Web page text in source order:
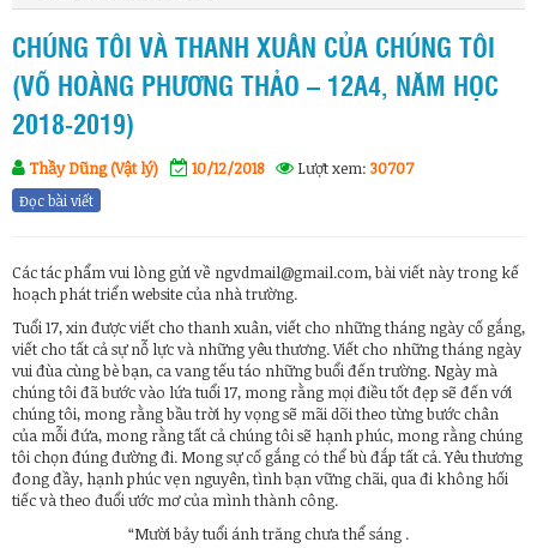
CHÚNG TÔI VÀ THANH XUÂN CỦA CHÚNG TÔI
(VÕ HOÀNG PHƯƠNG THẢO – 12A4, NĂM HỌC
2018-2019)
Thầy Dũng (Vật lý) 10/12/2018 Lượt xem: 30707
Đọc bài viết
Các tác phẩm vui lòng gửi về ngvdmail@gmail.com, bài viết này trong kế
hoạch phát triển website của nhà trường.
Tuổi 17, xin được viết cho thanh xuân, viết cho những tháng ngày cố gắng,
viết cho tất cả sự nỗ lực và những yêu thương. Viết cho những tháng ngày
vui đùa cùng bè bạn, ca vang tếu táo những buổi đến trường. Ngày mà
chúng tôi đã bước vào lứa tuổi 17, mong rằng mọi điều tốt đẹp sẽ đến với
chúng tôi, mong rằng bầu trời hy vọng sẽ mãi dõi theo từng bước chân
của mỗi đứa, mong rằng tất cả chúng tôi sẽ hạnh phúc, mong rằng chúng
tôi chọn đúng đường đi. Mong sự cố gắng có thể bù đắp tất cả. Yêu thương
đong đầy, hạnh phúc vẹn nguyên, tình bạn vững chãi, qua đi không hối
tiếc và theo đuổi ước mơ của mình thành công.
“Mười bảy tuổi ánh trăng chưa thể sáng .